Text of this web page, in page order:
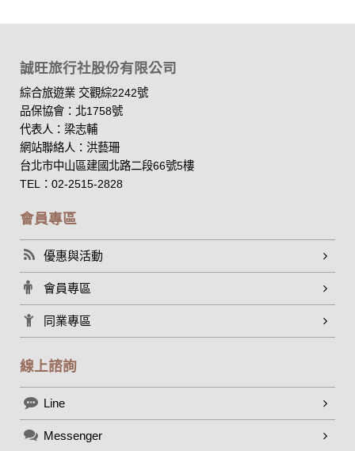
誠旺旅行社股份有限公司
綜合旅遊業 交觀綜2242號
品保協會：北1758號
代表人：梁志輔
網站聯絡人：洪藝珊
台北市中山區建國北路二段66號5樓
TEL：02-2515-2828
會員專區
優惠與活動
會員專區
同業專區
線上諮詢
Line
Messenger